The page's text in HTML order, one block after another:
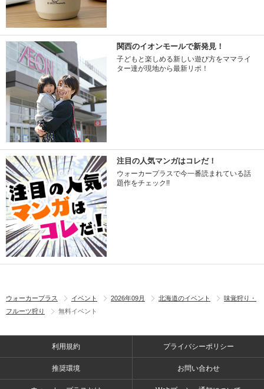
関西のイオンモールで新発見！
子どもと楽しめる新しい遊び方をママライ
ター達が現地から最新リポ！
注目の人気マンガはコレだ！
ウォーカープラスで今一番読まれている話
題作をチェック!!
ウォーカープラス イベント 2026年09月 北海道のイベント
味覚狩り・
フルーツ狩り
無料イベント
利用規約 プライバシーポリシー
推奨環境 お問い合わせ